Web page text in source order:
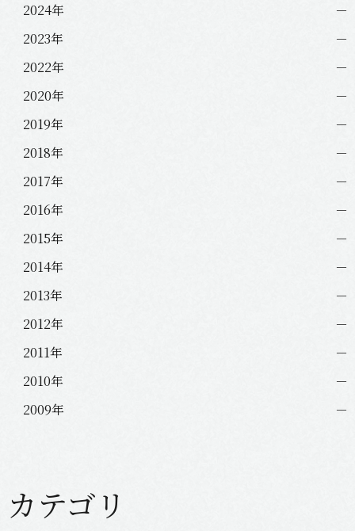
2024年
2023年
2022年
2020年
2019年
2018年
2017年
2016年
2015年
2014年
2013年
2012年
2011年
2010年
2009年
カテゴリ